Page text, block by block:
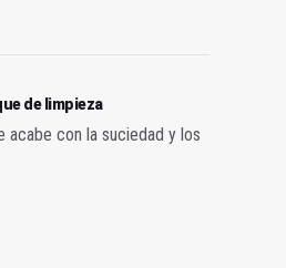
de limpieza
acabe con la suciedad y los